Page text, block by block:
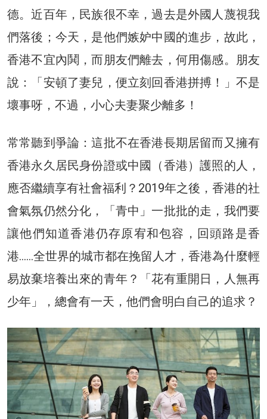
德。近百年，民族很不幸，過去是外國人蔑視我
們落後；今天，是他們嫉妒中國的進步，故此，
香港不宜內鬨，而朋友們離去，何用傷感。朋友
說：「安頓了妻兒，便立刻回香港拼搏！」不是
壞事呀，不過，小心夫妻聚少離多！
常常聽到爭論：這批不在香港長期居留而又擁有
香港永久居民身份證或中國（香港）護照的人，
應否繼續享有社會福利？2019年之後，香港的社
會氣氛仍然分化，「青中」一批批的走，我們要
讓他們知道香港仍存原宥和包容，回頭路是香
港……全世界的城市都在挽留人才，香港為什麼輕
易放棄培養出來的青年？「花有重開日，人無再
少年」，總會有一天，他們會明白自己的追求？